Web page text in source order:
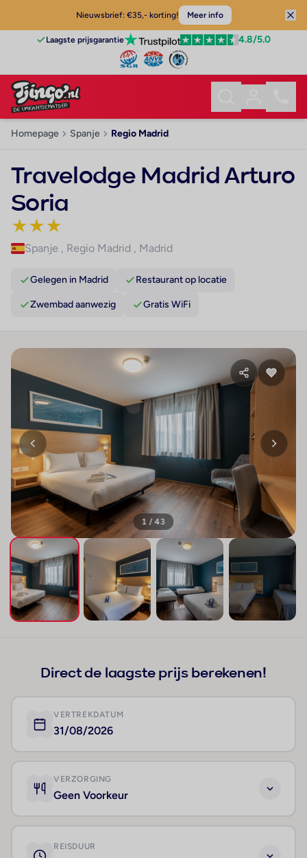
Nieuwsbrief: €35,- korting! Meer info
Laagste prijsgarantie 4.8/5.0
Homepage Spanje Regio Madrid
Travelodge Madrid Arturo
Soria
★★★
Spanje , Regio Madrid , Madrid
Gelegen in Madrid Restaurant op locatie
Zwembad aanwezig Gratis WiFi
1 / 43
Direct de laagste prijs berekenen!
VERTREKDATUM
31/08/2026
VERZORGING
Geen Voorkeur
REISDUUR